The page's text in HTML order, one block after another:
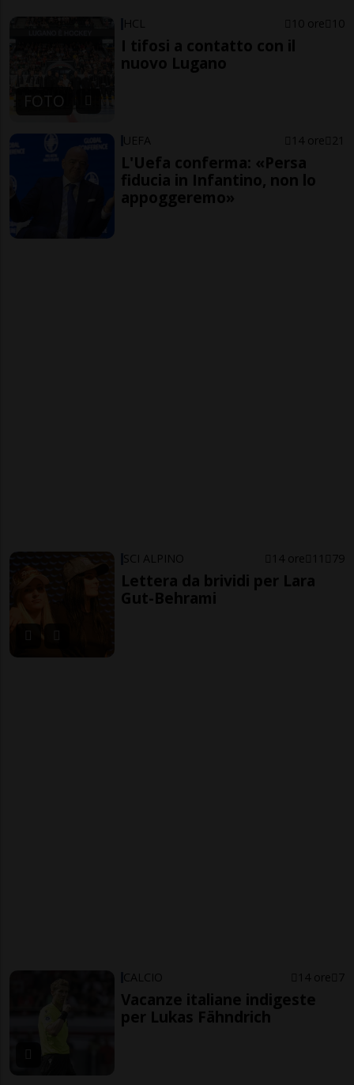
FOTO
HCL 10 ore 10
I tifosi a contatto con il
nuovo Lugano
UEFA 14 ore 21
L'Uefa conferma: «Persa
fiducia in Infantino, non lo
appoggeremo»
SCI ALPINO 14 ore 11 79
Lettera da brividi per Lara
Gut-Behrami
CALCIO 14 ore 7
Vacanze italiane indigeste
per Lukas Fähndrich